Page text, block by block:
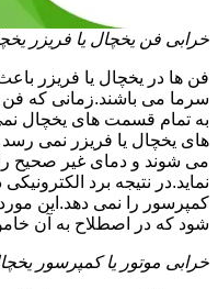
خرابی فن یخچال یا فریزر
فن ها در یخچال یا فریزر
سرما می باشند.زمانی که
به تمام قسمت های یخچال
های یخچال یا فریزر نمی
می شوند و دمای غیر صحیح
نماید.در نتیجه برد
کمپرسور را نمی دهد.این
شود که در اصطلاح به آن
خرابی موتور یا کمپرسور